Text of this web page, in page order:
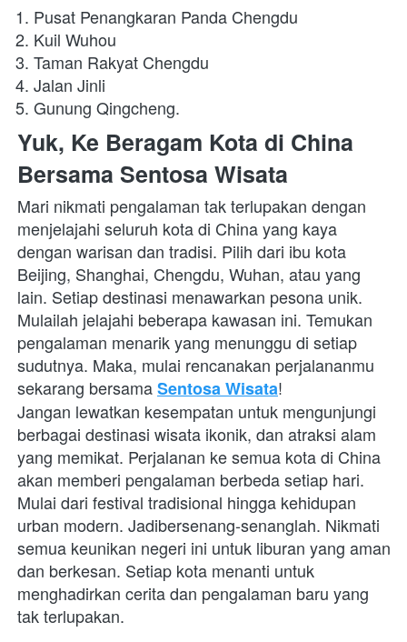
Pusat Penangkaran Panda Chengdu
Kuil Wuhou
Taman Rakyat Chengdu
Jalan Jinli
Gunung Qingcheng.
Yuk, Ke Beragam Kota di China
Bersama Sentosa Wisata
Mari nikmati pengalaman tak terlupakan dengan
menjelajahi seluruh kota di Chinayang kaya
dengan warisan dan tradisi. Pilih dari ibu kota
Beijing, Shanghai, Chengdu, Wuhan, atau yang
lain. Setiap destinasi menawarkan pesona unik.
Mulailah jelajahi beberapa kawasan ini. Temukan
pengalaman menarik yang menunggu di setiap
sudutnya. Maka, mulai rencanakan perjalananmu
sekarang bersama Sentosa Wisata!
Jangan lewatkan kesempatan untuk mengunjungi
berbagai destinasi wisata ikonik, dan atraksi alam
yang memikat. Perjalanan ke semua kota di China
akan memberi pengalaman berbeda setiap hari.
Mulai dari festival tradisional hingga kehidupan
urban modern. Jadibersenang-senanglah. Nikmati
semua keunikan negeri ini untuk liburan yang aman
dan berkesan. Setiap kota menanti untuk
menghadirkan cerita dan pengalaman baru yang
tak terlupakan.